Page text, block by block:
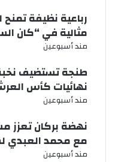
رباعية نظيفة
مثالية في “كان
مند أسبوعين
طنجة تستضيف
نهائيات كأس
مند أسبوعين
نهضة بركان تعزز
مع محمد العبدي
مند أسبوعين